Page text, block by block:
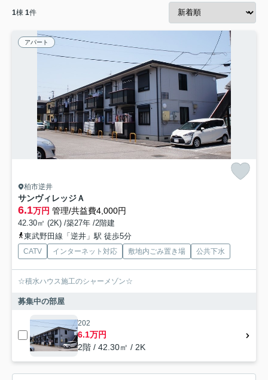
1棟 1件
アパート
柏市逆井
サンヴィレッジＡ
6.1万円 管理/共益費4,000円
42.30㎡ (2K) /築27年 /2階建
東武野田線「逆井」駅 徒歩5分
CATV インターネット対応 敷地内ごみ置き場 公共下水
☆積水ハウス施工のシャーメゾン☆
募集中の部屋
202
6.1万円
2階 / 42.30㎡ / 2K